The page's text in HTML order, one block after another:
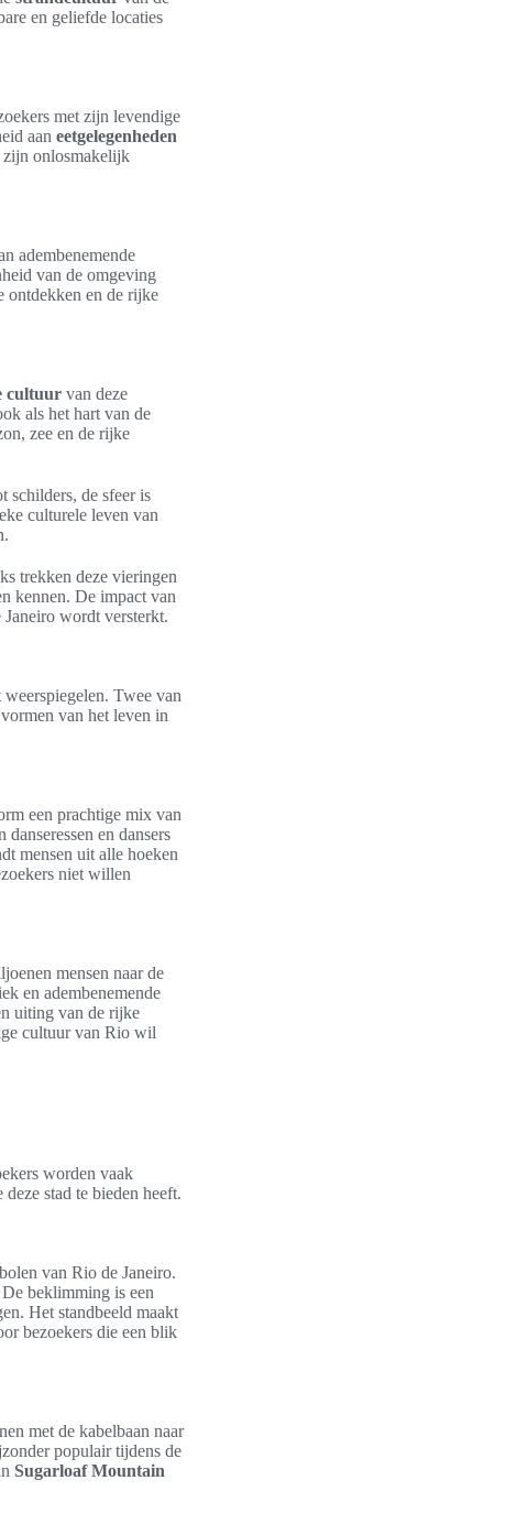
en geliefde locaties
met zijn levendige
aan eetgelegenheden
zijn onlosmakelijk
adembenemende
van de omgeving
ontdekken en de rijke
cultuur van deze
als het hart van de
zee en de rijke
schilders, de sfeer is
culturele leven van
trekken deze vieringen
kennen. De impact van
wordt versterkt.
Twee van
van het leven in
een prachtige mix van
en dansers
mensen uit alle hoeken
niet willen
mensen naar de
en adembenemende
uiting van de rijke
cultuur van Rio wil
worden vaak
stad te bieden heeft.
van Rio de Janeiro.
beklimming is een
Het standbeeld maakt
bezoekers die een blik
met de kabelbaan naar
populair tijdens de
Sugarloaf Mountain